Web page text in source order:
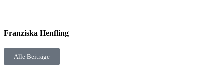
Franziska Henfling
Alle Beiträge